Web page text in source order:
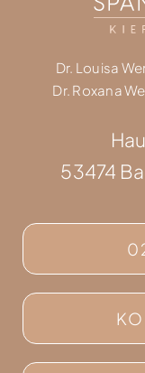
Dr. Louisa
Dr. Roxana
53474